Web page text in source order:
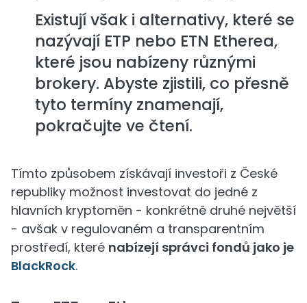
Existují však i alternativy, které se
nazývají ETP nebo ETN Etherea,
které jsou nabízeny různými
brokery. Abyste zjistili, co přesně
tyto termíny znamenají,
pokračujte ve čtení.
Tímto způsobem získávají investoři z České
republiky možnost investovat do jedné z
hlavních kryptoměn - konkrétně druhé největší
- avšak v regulovaném a transparentním
prostředí, které nabízejí správci fondů jako je
BlackRock.